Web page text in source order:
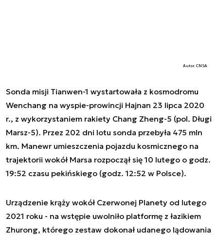
Autor. CNSA
Sonda misji Tianwen-1 wystartowała z kosmodromu
Wenchang na wyspie-prowincji Hajnan 23 lipca 2020
r., z wykorzystaniem rakiety Chang Zheng-5 (pol. Długi
Marsz-5). Przez 202 dni lotu sonda przebyła 475 mln
km. Manewr umieszczenia pojazdu kosmicznego na
trajektorii wokół Marsa rozpoczął się 10 lutego o godz.
19:52 czasu pekińskiego (godz. 12:52 w Polsce).
Urządzenie krąży wokół Czerwonej Planety od lutego
2021 roku - na wstępie uwolniło platformę z łazikiem
Zhurong, którego zestaw dokonał udanego lądowania